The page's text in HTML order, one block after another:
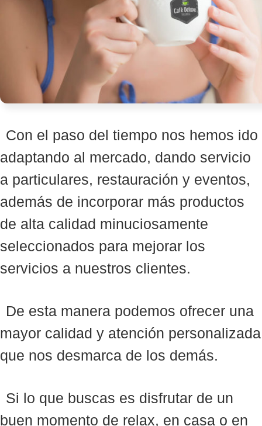
Con el paso del tiempo nos hemos ido
adaptando al mercado, dando servicio
a particulares, restauración y eventos,
además de incorporar más productos
de alta calidad minuciosamente
seleccionados para mejorar los
servicios a nuestros clientes.
De esta manera podemos ofrecer una
mayor calidad y atención personalizada
que nos desmarca de los demás.
Si lo que buscas es disfrutar de un
buen momento de relax, en casa o en